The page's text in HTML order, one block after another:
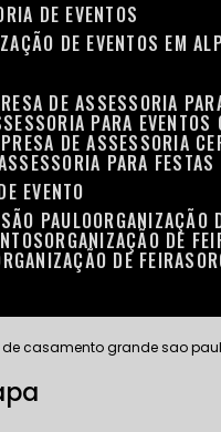
DE EVENTOS
DE EVENTOS EM
DE ASSESSORIA
PARA
DE ASSESSORIA
PARA
EVENTO
PAULO
ORGANIZAÇÃO DE
ORGANIZAÇÃO DE FEIRAS
casamento grande sao